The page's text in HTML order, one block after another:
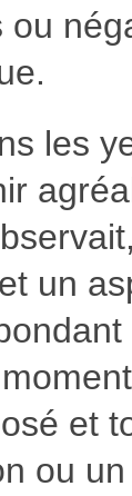
ou
les
un
et
ou